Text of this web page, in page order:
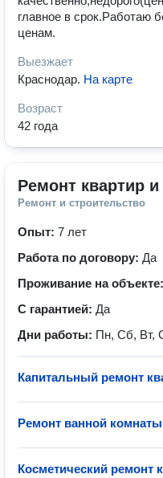
главное в срок.Работаю
ценам.
Выезжает
Краснодар. На карте
Возраст
42 года
Ремонт квартир
Ремонт и строительство
Опыт: 7 лет
Работа по договору: Да
Проживание на объекте:
С гарантией: Да
Дни работы: Пн, Сб, Вт,
Капитальный ремонт
Ремонт ванной комнаты
Косметический ремонт